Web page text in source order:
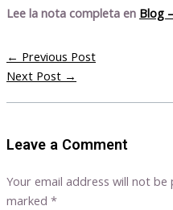
Lee la nota completa en Blog
← Previous Post
Next Post →
Leave a Comment
Your email address will not be
marked *